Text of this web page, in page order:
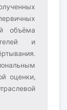
объёма
и
оценки,